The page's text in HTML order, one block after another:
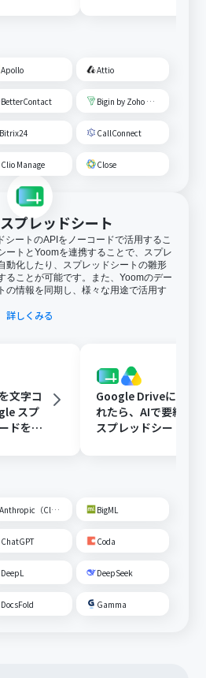
Apollo Attio
BetterContact Bigin by Zoho CRM
Bitrix24 CallConnect
Clio Manage Close
プレッドシート
シートのAPIをノーコードで活用するこ
ートとYoomを連携することで、スプレ
動化したり、スプレッドシートの雛形
ることが可能です。また、Yoomのデー
の情報を同期し、様々な用途で活用す
詳しくみる
文字コ
スプ
ドを追
Google Driveに文書
れたら、AIで要約し
スプレッドシートの
Anthropic（Claude） BigML
ChatGPT Coda
DeepL DeepSeek
DocsFold Gamma